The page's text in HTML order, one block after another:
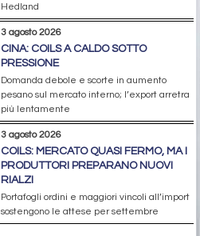
Hedland
3 agosto 2026
CINA: COILS A CALDO SOTTO
PRESSIONE
Domanda debole e scorte in aumento
pesano sul mercato interno; l’export arretra
più lentamente
3 agosto 2026
COILS: MERCATO QUASI FERMO, MA I
PRODUTTORI PREPARANO NUOVI
RIALZI
Portafogli ordini e maggiori vincoli all’import
sostengono le attese per settembre